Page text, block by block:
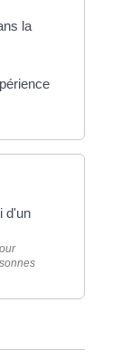
la
d'un